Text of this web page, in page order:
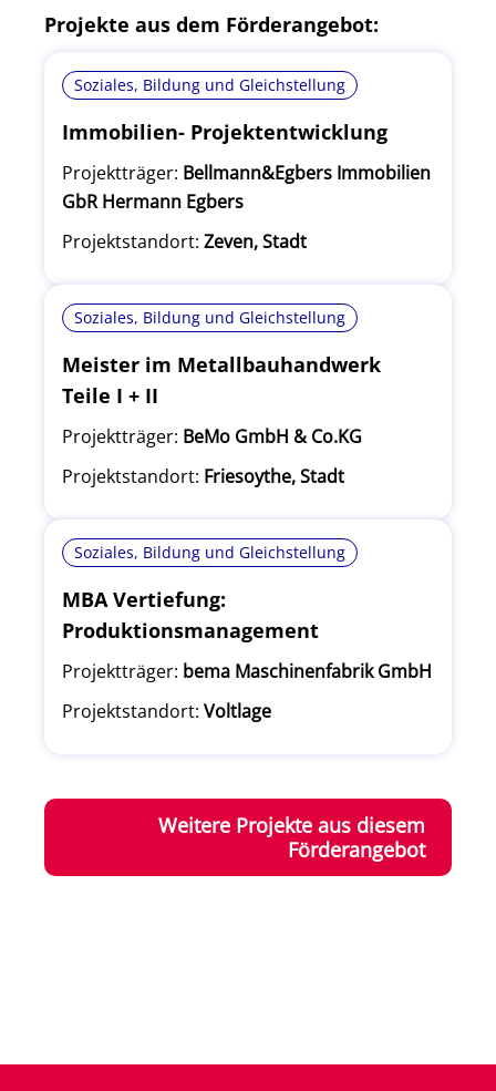
Projekte aus dem Förderangebot:
Soziales, Bildung und Gleichstellung
Immobilien- Projektentwicklung
Projektträger: Bellmann&Egbers Immobilien
GbR Hermann Egbers
Projektstandort: Zeven, Stadt
Soziales, Bildung und Gleichstellung
Meister im Metallbauhandwerk
Teile I + II
Projektträger: BeMo GmbH & Co.KG
Projektstandort: Friesoythe, Stadt
Soziales, Bildung und Gleichstellung
MBA Vertiefung:
Produktionsmanagement
Projektträger: bema Maschinenfabrik GmbH
Projektstandort: Voltlage
Weitere Projekte aus diesem
Förderangebot